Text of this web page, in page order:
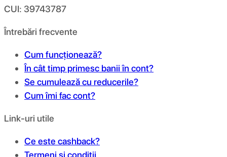
CUI: 39743787
Întrebări frecvente
Cum funcționează?
În cât timp primesc banii în cont?
Se cumulează cu reducerile?
Cum îmi fac cont?
Link-uri utile
Ce este cashback?
Termeni și condiții